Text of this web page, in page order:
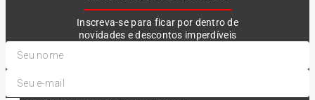
Inscreva-se para ficar por dentro de
novidades e descontos imperdíveis